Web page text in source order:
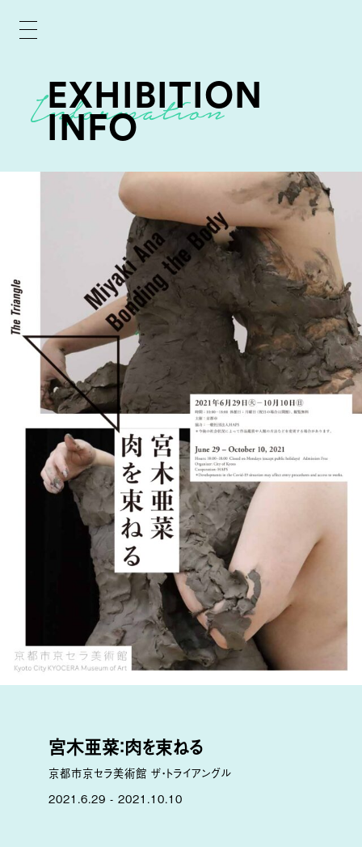
EXHIBITION
INFO
宮木亜菜：肉を束ねる
京都市京セラ美術館 ザ・トライアングル
2021.6.29 - 2021.10.10